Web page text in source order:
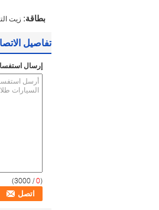
بطاقة: زيت
تفاصيل
إرسال
(
0
/ 3000)